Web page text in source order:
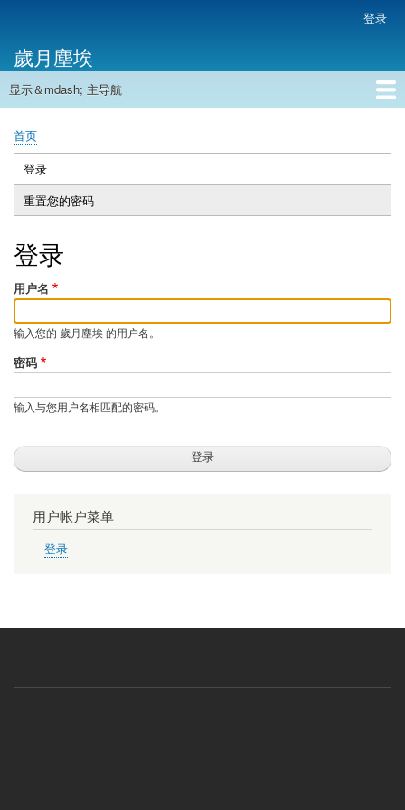
主
内
帐
户
菜
单
登录
歲月塵埃
主
航
显示＆mdash; 主导航
首页
面
包
屑
首页
主
标
登录
动
标
重置您的密码
登录
用户名
输入您的 歲月塵埃 的用户名。
密码
输入与您用户名相匹配的密码。
用户帐户菜单
登录